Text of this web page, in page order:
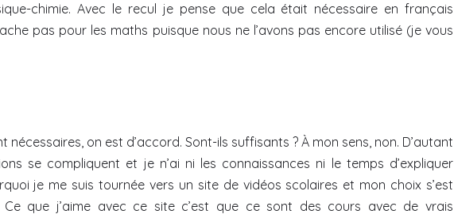
chimie. Avec le recul je pense que cela était nécessaire en français
pas pour les maths puisque nous ne l’avons pas encore utilisé (je vous
nécessaires, on est d’accord. Sont-ils suffisants ? À mon sens, non. D’autant
se compliquent et je n’ai ni les connaissances ni le temps d’expliquer
je me suis tournée vers un site de vidéos scolaires et mon choix s’est
que j’aime avec ce site c’est que ce sont des cours avec de vrais